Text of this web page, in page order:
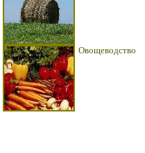
Овощеводство